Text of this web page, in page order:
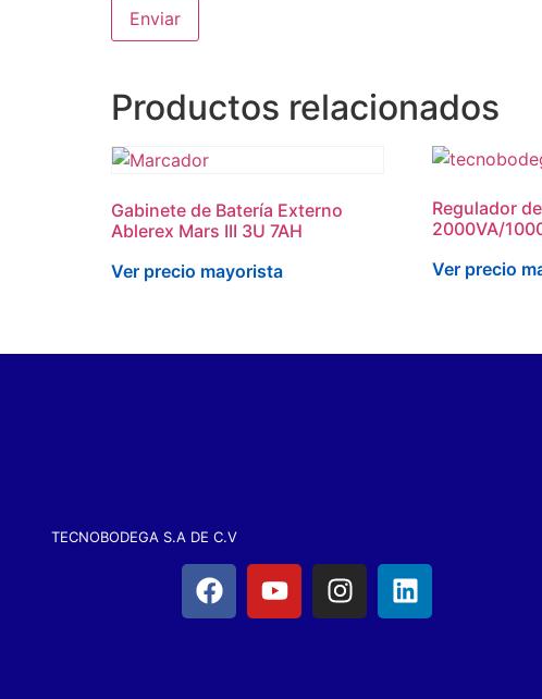
Productos relacionados
Gabinete de Batería Externo
Ablerex Mars III 3U 7AH
Ver precio mayorista
Regulador
2000VA/
Ver precio
TECNOBODEGA S.A DE C.V